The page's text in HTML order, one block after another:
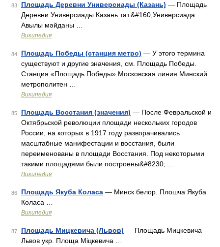
83 Площадь Деревни Универсиады (Казань) — Площадь
Деревни Универсиады Казань тат.&#160;Универсиада
Авылы мəйданы …
Википедия
84 Площадь Победы (станция метро) — У этого термина
существуют и другие значения, см. Площадь Победы.
Станция «Площадь Победы» Московская линия Минский
метрополитен …
Википедия
85 Площадь Восстания (значения) — После Февральской и
Октябрьской революции площади нескольких городов
России, на которых в 1917 году разворачивались
масштабные манифестации и восстания, были
переименованы в площади Восстания. Под некоторыми
такими площадями были построены&#8230; …
Википедия
86 Площадь Якуба Коласа — Минск белор. Плошча Якуба
Коласа …
Википедия
87 Площадь Мицкевича (Львов) — Площадь Мицкевича
Львов укр. Площа Міцкевича …